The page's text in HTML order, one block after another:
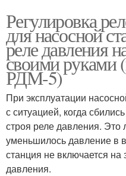
Регулировка
для насосной
реле давления
своими руками
РДМ-5)
При эксплуатации
с ситуацией, когда
строя реле давления. Это
уменьшилось давление в
станция не включается
давления.